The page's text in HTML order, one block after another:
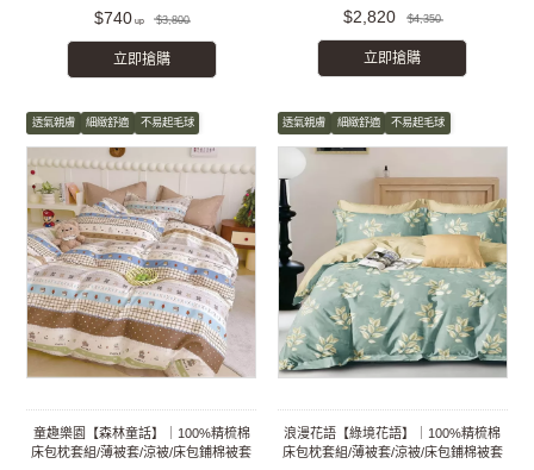
$740 $3,800
立即搶購
$2,820 $4,350
立即搶購
透氣親膚 細緻舒適 不易起毛球
童趣樂園【森林童話】｜100%精梳棉
床包枕套組/薄被套/涼被/床包鋪棉被套
透氣親膚 細緻舒適 不易起毛球
浪漫花語【綠境花語】｜100%精梳棉
床包枕套組/薄被套/涼被/床包鋪棉被套